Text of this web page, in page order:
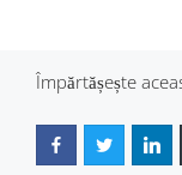
Împărtășește